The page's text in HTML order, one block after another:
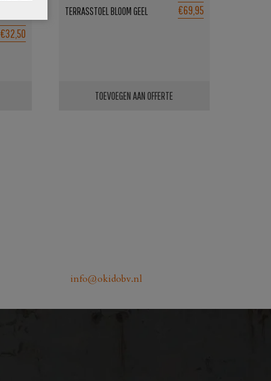
OORSPRONKELIJKE
€32,50HUIDIGE
TERRASSTOEL BLOOM GEEL €69,95
TOEVOEGEN AAN OFFERTE
info@okidobv.nl